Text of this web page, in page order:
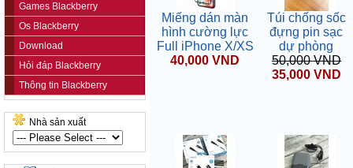
Miếng dán màn
hình cường lực
Full iPhone X/XS
40,000 VND
Túi chống sốc
đựng pin sạc
dự phòng
50,000 VND
35,000 VND
Games Blackberry
Os Blackberry
Download
Hỏi đáp Blackberry
Thông tin Blackberry
Nhà sản xuất